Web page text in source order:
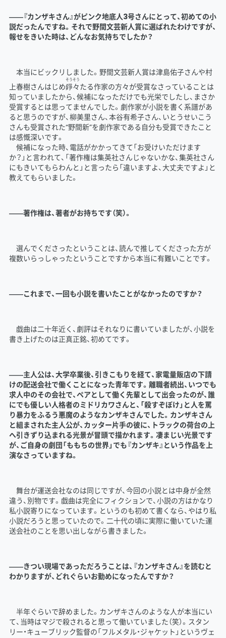
――『カンザキさん』がピンク地底人3号さんにとって、初めての小
説だったんですね。それで野間文芸新人賞に選ばれたわけですが、
報せをきいた時は、どんなお気持ちでしたか？
本当にビックリしました。野間文芸新人賞は津島佑子さんや村
上春樹さんはじめ錚々
そうそう
たる作家の方々が受賞なさっていることは
知っていましたから、候補になっただけでも光栄でしたし、まさか
受賞するとは思ってませんでした。劇作家が小説を書く系譜があ
ると思うのですが、柳美里さん、本谷有希子さん、いとうせいこう
さんも受賞された“野間新”を劇作家である自分も受賞できたこと
は感慨深いです。
候補になった時、電話がかかってきて「お受けいただけます
か？」と言われて、「著作権は集英社さんじゃないかな、集英社さん
にもきいてもらわんと」と言ったら「違いますよ、大丈夫ですよ」と
教えてもらいました。
――著作権は、著者がお持ちです（笑）。
選んでくださったということは、読んで推してくださった方が
複数いらっしゃったということですから本当に有難いことです。
――これまで、一回も小説を書いたことがなかったのですか？
戯曲は二十年近く、劇評はそれなりに書いていましたが、小説を
書き上げたのは正真正銘、初めてです。
――主人公は、大学卒業後、引きこもりを経て、家電量販店の下請
けの配送会社で働くことになった青年です。離職者続出、いつでも
求人中のその会社で、ペアとして働く先輩として出会ったのが、誰
にでも優しい人格者のミドリカワさんと、「殺すぞぼけ」と人を罵
り暴力をふるう悪魔のようなカンザキさんでした。カンザキさん
と組まされた主人公が、カッター片手の彼に、トラックの荷台の上
へ引きずり込まれる光景が冒頭で描かれます。凄まじい光景です
が、ご自身の劇団「ももちの世界」でも『カンザキ』という作品を上
演なさっていますね。
舞台が運送会社なのは同じですが、今回の小説とは中身が全然
違う、別物です。戯曲は完全にフィクションで、小説の方はかなり
私小説寄りになっています。というのも初めて書くなら、やはり私
小説だろうと思っていたので。二十代の頃に実際に働いていた運
送会社のことを思い出しながら書きました。
――きつい現場であっただろうことは、『カンザキさん』を読むと
わかりますが、どれぐらいお勤めになったんですか？
半年ぐらいで辞めました。カンザキさんのような人が本当にい
て、当時はマジで殺されると思って働いていました（笑）。スタン
リー・キューブリック監督の「フルメタル・ジャケット」というヴェ